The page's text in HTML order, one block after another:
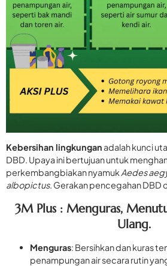
Kebersihan lingkunganadalah kunci
DBD. Upaya ini bertujuan untuk
perkembangbiakan nyamuk Aedes
albopictus. Gerakan pencegahan DBD
3M Plus : Menguras,
Ulang.
Menguras: Bersihkan dan kuras
penampungan air secara rutin